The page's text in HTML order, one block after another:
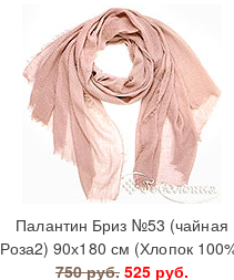
Палантин Бриз №53 (чайная
Роза2) 90х180 см (Хлопок
750 руб. 525 руб.